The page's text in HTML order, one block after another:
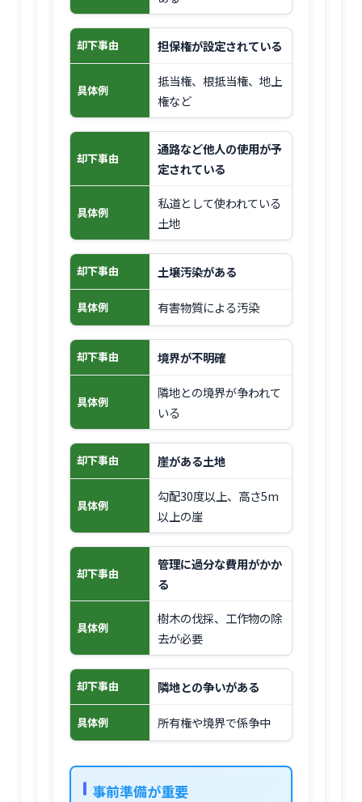
却下事由 担保権が設定されている
具体例
抵当権、根抵当権、地上
権など
却下事由
通路など他人の使用が予
定されている
具体例
私道として使われている
土地
却下事由 土壌汚染がある
具体例 有害物質による汚染
却下事由 境界が不明確
具体例
隣地との境界が争われて
いる
却下事由 崖がある土地
具体例
勾配30度以上、高さ5m
以上の崖
却下事由
管理に過分な費用がかか
る
具体例
樹木の伐採、工作物の除
去が必要
却下事由 隣地との争いがある
具体例 所有権や境界で係争中
事前準備が重要